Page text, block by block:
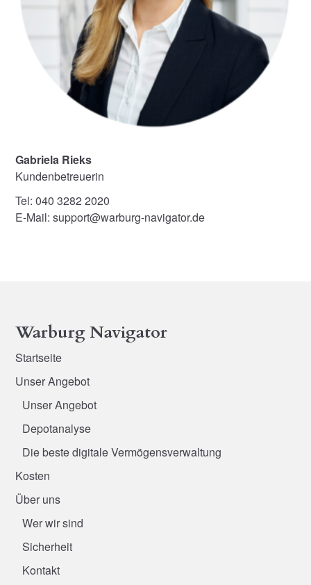
Gabriela Rieks
Kundenbetreuerin
Tel: 040 3282 2020
E-Mail: support@warburg-navigator.de
Warburg Navigator
Startseite
Unser Angebot
Unser Angebot
Depotanalyse
Die beste digitale Vermögensverwaltung
Kosten
Über uns
Wer wir sind
Sicherheit
Kontakt